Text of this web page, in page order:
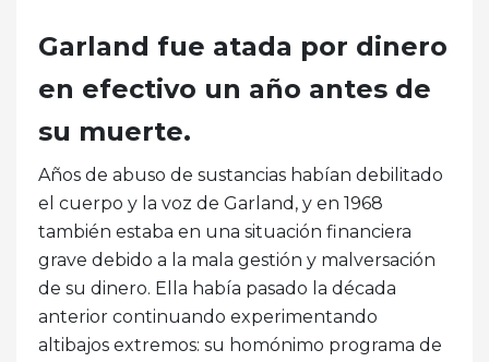
Garland fue atada por dinero
en efectivo un año antes de
su muerte.
Años de abuso de sustancias habían debilitado
el cuerpo y la voz de Garland, y en 1968
también estaba en una situación financiera
grave debido a la mala gestión y malversación
de su dinero. Ella había pasado la década
anterior continuando experimentando
altibajos extremos: su homónimo programa de